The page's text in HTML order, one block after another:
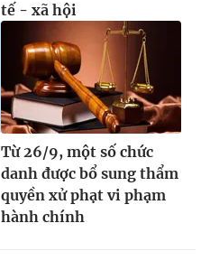
tế - xã hội
Từ 26/9, một số chức
danh được bổ sung thẩm
quyền xử phạt vi phạm
hành chính